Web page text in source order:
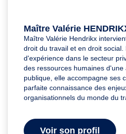
Maître Valérie
Maître Valérie Hendrikx
droit du travail et en droit
d'expérience dans le secteur
des ressources humaines d'une
publique, elle accompagne ses
parfaite connaissance des
organisationnels du monde du
Voir son profil